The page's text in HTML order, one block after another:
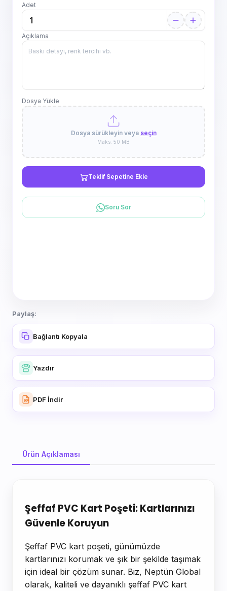
Adet
Açıklama
Dosya Yükle
Dosya sürükleyin veya seçin
Maks. 50 MB
Teklif Sepetine Ekle
Soru Sor
Paylaş:
Bağlantı Kopyala
Yazdır
PDF İndir
Ürün Açıklaması
Şeffaf PVC Kart Poşeti: Kartlarınızı
Güvenle Koruyun
Şeffaf PVC kart poşeti, günümüzde
kartlarınızı korumak ve şık bir şekilde taşımak
için ideal bir çözüm sunar. Biz, Neptün Global
olarak, kaliteli ve dayanıklı şeffaf PVC kart